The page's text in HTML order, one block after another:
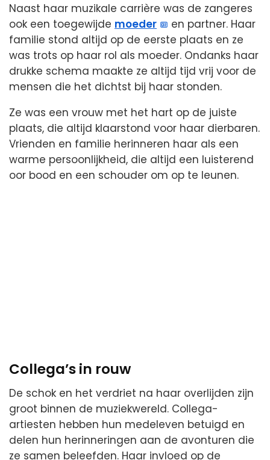
Naast haar muzikale carrière was de zangeres
ook een toegewijde moeder
en partner. Haar
familie stond altijd op de eerste plaats en ze
was trots op haar rol als moeder. Ondanks haar
drukke schema maakte ze altijd tijd vrij voor de
mensen die het dichtst bij haar stonden.
Ze was een vrouw met het hart op de juiste
plaats, die altijd klaarstond voor haar dierbaren.
Vrienden en familie herinneren haar als een
warme persoonlijkheid, die altijd een luisterend
oor bood en een schouder om op te leunen.
Collega’s in rouw
De schok en het verdriet na haar overlijden zijn
groot binnen de muziekwereld. Collega-
artiesten hebben hun medeleven betuigd en
delen hun herinneringen aan de avonturen die
ze samen beleefden. Haar invloed op de